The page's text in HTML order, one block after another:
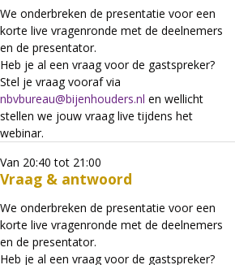
We onderbreken de presentatie voor een
korte live vragenronde met de deelnemers
en de presentator.
Heb je al een vraag voor de gastspreker?
Stel je vraag vooraf via
nbvbureau@bijenhouders.nl en wellicht
stellen we jouw vraag live tijdens het
webinar.
Van 20:40 tot 21:00
Vraag & antwoord
We onderbreken de presentatie voor een
korte live vragenronde met de deelnemers
en de presentator.
Heb je al een vraag voor de gastspreker?